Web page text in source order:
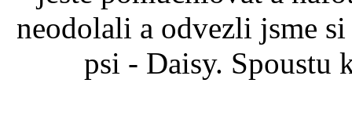
neodolali a odvezli jsme
psi - Daisy. Spoustu